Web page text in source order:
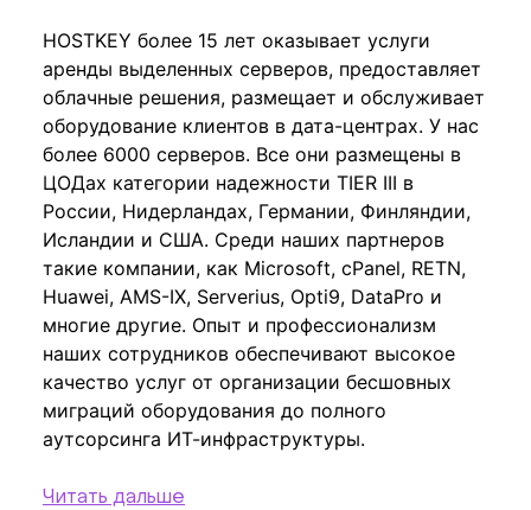
HOSTKEY более 15 лет оказывает услуги
аренды выделенных серверов, предоставляет
облачные решения, размещает и обслуживает
оборудование клиентов в дата-центрах. У нас
более 6000 серверов. Все они размещены в
ЦОДах категории надежности TIER III в
России, Нидерландах, Германии, Финляндии,
Исландии и США. Среди наших партнеров
такие компании, как Microsoft, cPanel, RETN,
Huawei, AMS-IX, Serverius, Opti9, DataPro и
многие другие. Опыт и профессионализм
наших сотрудников обеспечивают высокое
качество услуг от организации бесшовных
миграций оборудования до полного
аутсорсинга ИТ-инфраструктуры.
Читать дальше